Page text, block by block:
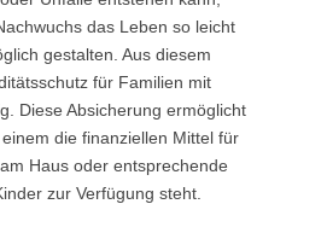
das Leben so leicht
gestalten. Aus diesem
für Familien mit
Diese Absicherung ermöglicht
die finanziellen Mittel für
Haus oder entsprechende
zur Verfügung steht.